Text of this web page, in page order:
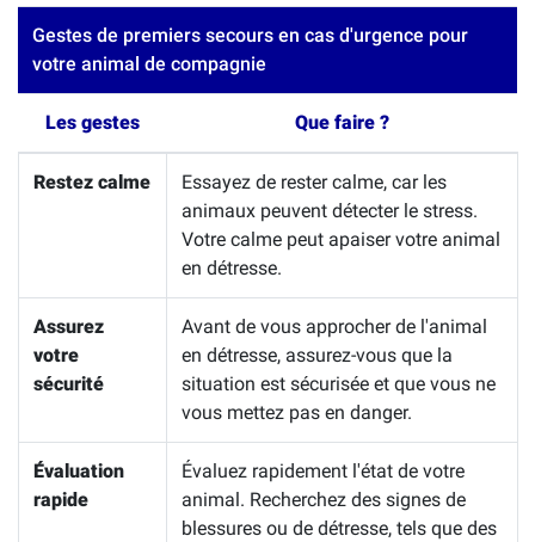
Gestes de premiers secours en cas d'urgence pour
votre animal de compagnie
Les gestes Que faire ?
Restez calme
Essayez de rester calme, car les
animaux peuvent détecter le stress.
Votre calme peut apaiser votre animal
en détresse.
Assurez
votre
sécurité
Avant de vous approcher de l'animal
en détresse, assurez-vous que la
situation est sécurisée et que vous ne
vous mettez pas en danger.
Évaluation
rapide
Évaluez rapidement l'état de votre
animal. Recherchez des signes de
blessures ou de détresse, tels que des